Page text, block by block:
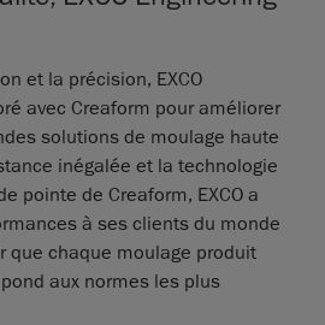
et la précision, EXCO
avec Creaform pour améliorer
solutions de moulage haute
inégalée et la technologie
pointe de Creaform, EXCO a
à ses clients du monde
que chaque moulage produit
aux normes les plus